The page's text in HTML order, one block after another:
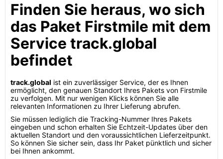
Finden Sie heraus, wo sich
das Paket Firstmile mit dem
Service track.global
befindet
track.global ist ein zuverlässiger Service, der es Ihnen
ermöglicht, den genauen Standort Ihres Pakets von Firstmile
zu verfolgen. Mit nur wenigen Klicks können Sie alle
relevanten Informationen zu Ihrer Lieferung abrufen.
Sie müssen lediglich die Tracking-Nummer Ihres Pakets
eingeben und schon erhalten Sie Echtzeit-Updates über den
aktuellen Standort und den voraussichtlichen Lieferzeitpunkt.
So können Sie sicher sein, dass Ihr Paket pünktlich und sicher
bei Ihnen ankommt.